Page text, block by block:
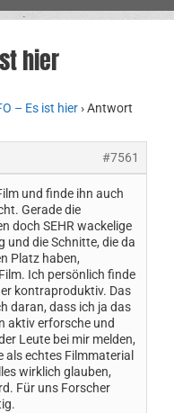
hier
– Es ist hier›Antwort
#7561
und finde ihn auch
Gerade die
doch SEHR wackelige
und die Schnitte, die da
Platz haben,
Ich persönlich finde
kontraproduktiv. Das
daran, dass ich ja das
aktiv erforsche und
Leute bei mir melden,
als echtes Filmmaterial
wirklich glauben,
Für uns Forscher